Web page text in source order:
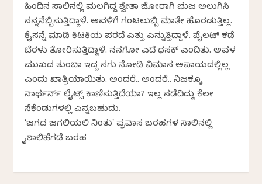
ಹಿಂದಿನ ಸಾಲಿನಲ್ಲಿ ಮಲಗಿದ್ದ ಶ್ವೇತಾ ಜೋರಾಗಿ ಭುಜ ಅಲುಗಿಸಿ
ನನ್ನನೆಬ್ಬಿಸುತ್ತಿದ್ದಾಳೆ. ಅವಳಿಗೆ ಗಂಟಲುಬ್ಬಿ ಮಾತೇ ಹೊರಡುತ್ತಿಲ್ಲ.
ಕೈಸನ್ನೆ ಮಾಡಿ ಕಿಟಕಿಯ ಪರದೆ ಎತ್ತು ಎನ್ನುತ್ತಿದ್ದಾಳೆ. ಪೈಲಟ್ ಕಡೆ
ಬೆರಳು ತೋರಿಸುತ್ತಿದ್ದಾಳೆ. ನನಗೋ ಎದೆ ಧಸಕ್ ಎಂದಿತು. ಅವಳ
ಮುಖದ ತುಂಬಾ ಇದ್ದ ನಗು ನೋಡಿ ವಿಮಾನ ಅಪಾಯದಲ್ಲಿಲ್ಲ
ಎಂದು ಖಾತ್ರಿಯಾಯಿತು. ಅಂದರೆ.. ಅಂದರೆ.. ನಿಜಕ್ಕೂ
ನಾರ್ಥರ್ನ್ ಲೈಟ್ಸ್ ಕಾಣಿಸುತ್ತಿದೆಯಾ? ಇವೆಲ್ಲ ನಡೆದಿದ್ದು ಕೆಲವೇ
ಸೆಕೆಂಡುಗಳಲ್ಲಿ ಎನ್ನಬಹುದು.
ʻಜಗದ ಜಗಲಿಯಲಿ ನಿಂತುʼ ಪ್ರವಾಸ ಬರಹಗಳ ಸಾಲಿನಲ್ಲಿ
ವೈಶಾಲಿಹೆಗಡೆ ಬರಹ